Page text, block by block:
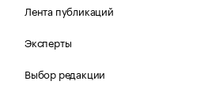
Лента публикаций
Эксперты
Выбор редакции